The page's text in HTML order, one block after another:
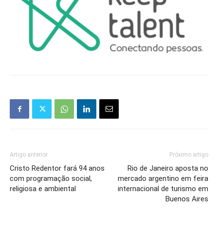
Artigo anterior
Cristo Redentor fará 94 anos
com programação social,
religiosa e ambiental
Próximo artigo
Rio de Janeiro aposta no
mercado argentino em feira
internacional de turismo em
Buenos Aires